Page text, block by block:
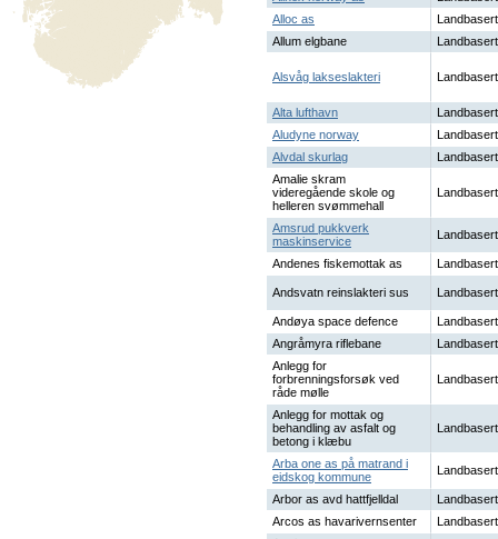
Alloc as
Landbasert
Allum elgbane
Landbasert
Alsvåg lakseslakteri Landbasert
Alta lufthavn
Landbasert
Aludyne norway
Landbasert
Alvdal skurlag
Landbasert
Amalie skram
videregående skole og
helleren svømmehall
Landbasert
Amsrud pukkverk
maskinservice
Landbasert
Andenes fiskemottak as Landbasert
Andsvatn reinslakteri sus Landbasert
Andøya space defence
Landbasert
Angråmyra riflebane
Landbasert
Anlegg for
forbrenningsforsøk ved
råde mølle
Landbasert
Anlegg for mottak og
behandling av asfalt og
betong i klæbu
Landbasert
Arba one as på matrand i
eidskog kommune
Landbasert
Arbor as avd hattfjelldal
Landbasert
Arcos as havarivernsenter
Landbasert